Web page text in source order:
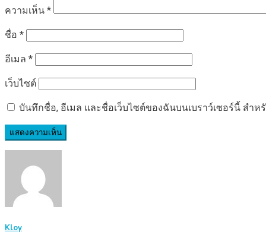
ความเห็น *
ชื่อ *
อีเมล *
เว็บไซต์
บันทึกชื่อ, อีเมล และชื่อเว็บไซต์ของฉันบนเบราว์เซอร์นี้ สำห
Kloy